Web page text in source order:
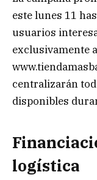
este lunes 11
usuarios
exclusivamente
centralizarán
disponibles
logística